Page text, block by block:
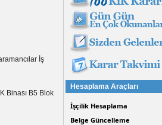
İş
Binası B5 Blok
Hesaplama Araçları
İşçilik Hesaplama
Belge Güncelleme